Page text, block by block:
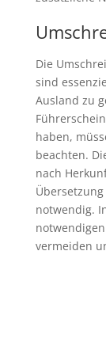
Die
sind
Ausland zu
haben,
beachten.
nach
notwendig.
vermeiden